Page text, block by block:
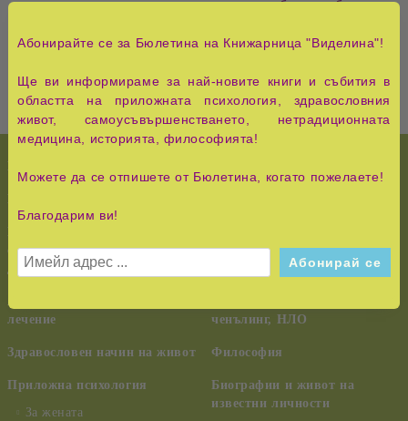
от качествата на хората от тази раса е братолюбието.
Бейнса Дуно - Петър Дънов
НОВО!
КУРС НА ЧУДЕСАТА
Езотерика,
самоусъвършенстване,
духовно развитие
Алтернативна медицина и
лечение
Здравословен начин на живот
Приложна психология
За жената
Тайни и загадки
учения, древни цивилизации,
ченълинг, НЛО
Философия
Биографии и живот на
известни личности
Абонирайте се за Бюлетина на Книжарница "Виделина"!
Ще ви информираме за най-новите книги и събития в
областта на приложната психология, здравословния
живот, самоусъвършенстването, нетрадиционната
медицина, историята, философията!
Можете да се отпишете от Бюлетина, когато пожелаете!
Благодарим ви!